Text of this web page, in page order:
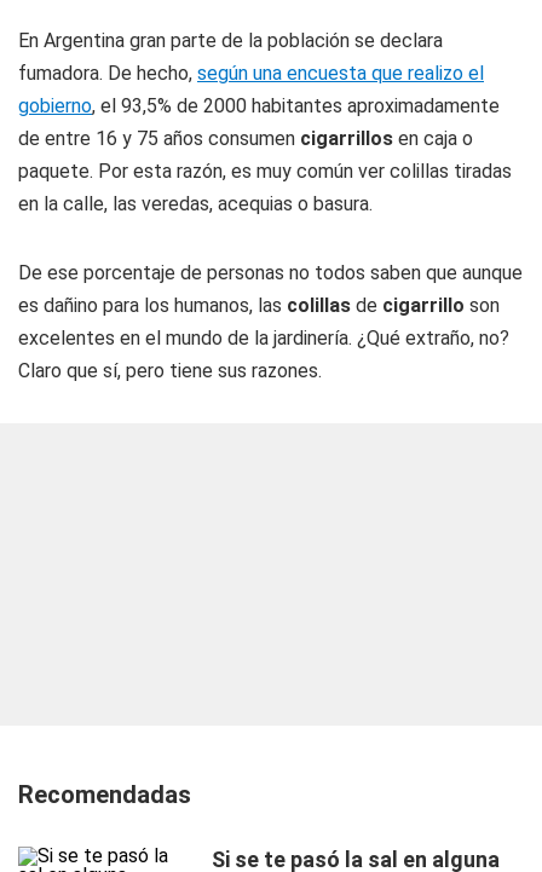
En Argentina gran parte de la población se declara
fumadora. De hecho, según una encuesta que realizo el
gobierno, el 93,5% de 2000 habitantes aproximadamente
de entre 16 y 75 años consumen cigarrillos en caja o
paquete. Por esta razón, es muy común ver colillas tiradas
en la calle, las veredas, acequias o basura.
De ese porcentaje de personas no todos saben que aunque
es dañino para los humanos, las colillas de cigarrillo son
excelentes en el mundo de la jardinería. ¿Qué extraño, no?
Claro que sí, pero tiene sus razones.
Recomendadas
Si se te pasó la sal en alguna